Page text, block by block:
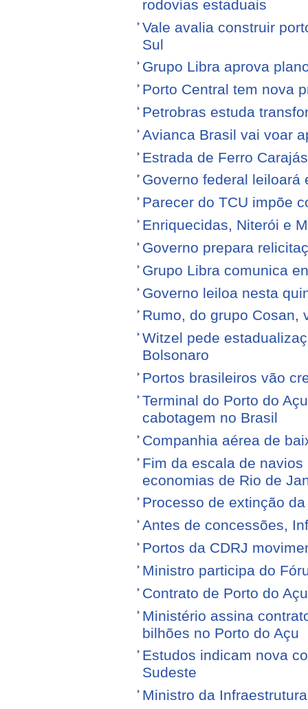
rodovias estaduais
Vale avalia construir
Sul
Grupo Libra aprova
Porto Central tem nova
Petrobras estuda
Avianca Brasil vai voar
Estrada de Ferro
Governo federal leiloará
Parecer do TCU impõe
Enriquecidas, Niterói e
Governo prepara
Grupo Libra comunica
Governo leiloa nesta
Rumo, do grupo Cosan,
Witzel pede
Bolsonaro
Portos brasileiros vão
Terminal do Porto do
cabotagem no Brasil
Companhia aérea de
Fim da escala de
economias de Rio de
Processo de extinção
Antes de concessões,
Portos da CDRJ
Ministro participa do
Contrato de Porto do
Ministério assina
bilhões no Porto do Açu
Estudos indicam nova
Sudeste
Ministro da